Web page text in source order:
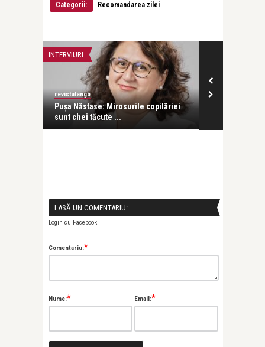
Categorii: Recomandarea zilei
INTERVIURI
revistatango
Pușa Năstase: Mirosurile copilăriei
sunt chei tăcute ...
LASĂ UN COMENTARIU:
Login cu Facebook
Comentariu:*
Nume:* Email:*